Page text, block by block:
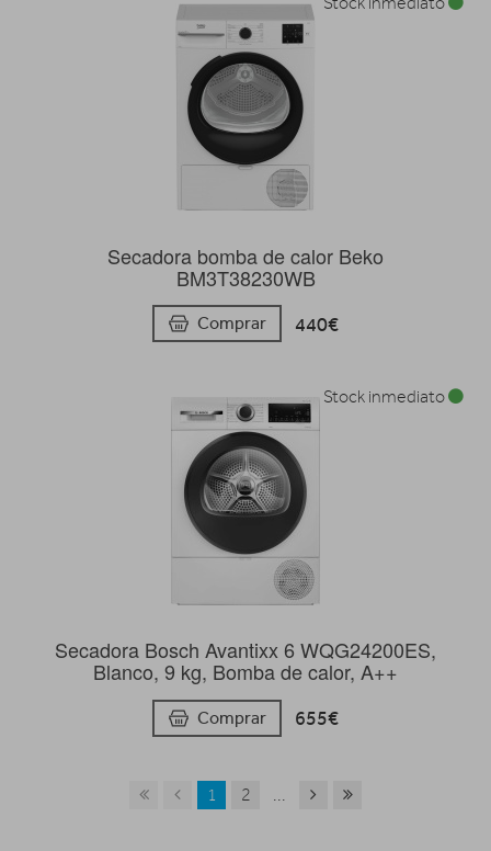
Secadora bomba de calor Beko
BM3T38230WB
Comprar 440€
Secadora Bosch Avantixx 6 WQG24200ES,
Blanco, 9 kg, Bomba de calor, A++
Comprar 655€
Stock inmediato
1 2